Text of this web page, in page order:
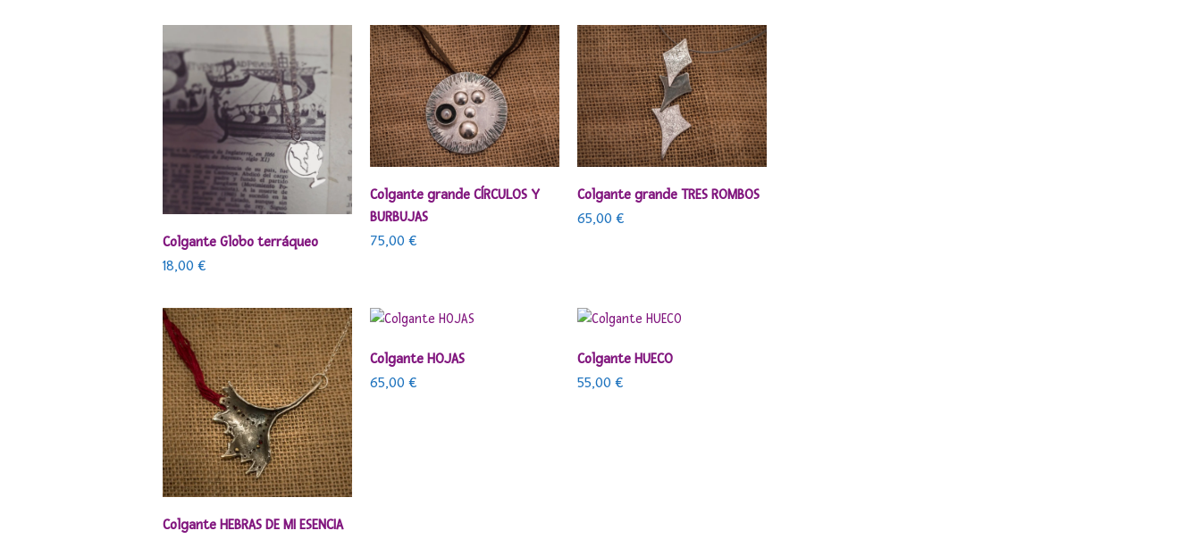
AÑADIR AL CARRITO
Colgante Globo terráqueo
18,00 €
AÑADIR AL CARRITO
Colgante grande CÍRCULOS Y
BURBUJAS
75,00€
AÑADIR AL CARRITO
Colgante grande TRES ROMBOS
65,00€
AÑADIR AL CARRITO
Colgante HEBRAS DE MI ESENCIA
AÑADIR AL CARRITO
Colgante HOJAS
65,00€
AÑADIR AL CARRITO
Colgante HUECO
55,00€